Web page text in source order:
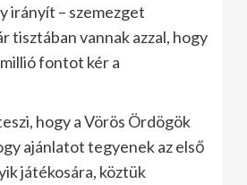
irányít – szemezget
tisztában vannak azzal, hogy
fontot kér a
hogy a Vörös Ördögök
ajánlatot tegyenek az első
játékosára, köztük